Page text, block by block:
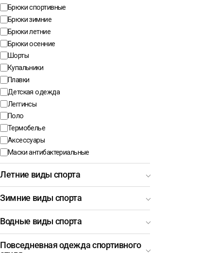
Брюки спортивные
Брюки зимние
Брюки летние
Брюки осенние
Шорты
Купальники
Плавки
Детская одежда
Леггинсы
Поло
Термобелье
Аксессуары
Маски антибактериальные
Летние виды спорта
Зимние виды спорта
Водные виды спорта
Повседневная одежда спортивного